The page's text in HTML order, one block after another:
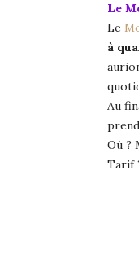
Le
Le
à
Au
Où ?
Tarif